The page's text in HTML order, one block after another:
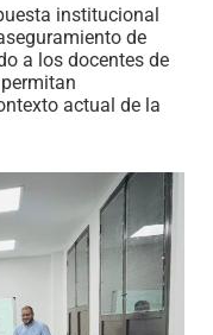
institucional
de
a los docentes de
actual de la